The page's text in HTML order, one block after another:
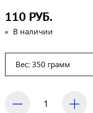
110 РУБ.
В наличии
Вес: 350 грамм